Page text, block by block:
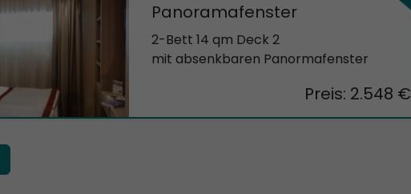
Panoramafenster
2-Bett 14 qm Deck 2
mit absenkbaren Panormafenster
Preis: 2.548 €